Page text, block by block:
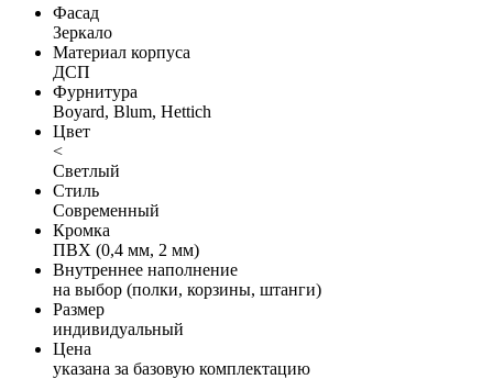
Фасад
Зеркало
Материал корпуса
ДСП
Фурнитура
Boyard, Blum, Hettich
Цвет
<
Светлый
Стиль
Современный
Кромка
ПВХ (0,4 мм, 2 мм)
Внутреннее наполнение
на выбор (полки, корзины, штанги)
Размер
индивидуальный
Цена
указана за базовую комплектацию